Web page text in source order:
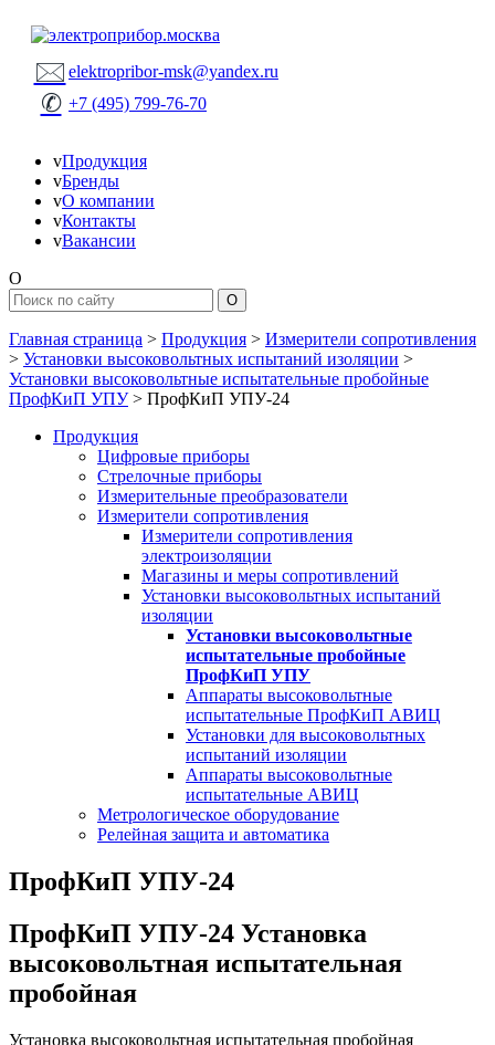
🖂 elektropribor-msk@yandex.ru
✆ +7 (495) 799-76-70
vПродукция
vБренды
vО компании
vКонтакты
vВакансии
O
Главная страница > Продукция > Измерители сопротивления
> Установки высоковольтных испытаний изоляции >
Установки высоковольтные испытательные пробойные
ПрофКиП УПУ > ПрофКиП УПУ-24
Продукция
Цифровые приборы
Стрелочные приборы
Измерительные преобразователи
Измерители сопротивления
Измерители сопротивления
электроизоляции
Магазины и меры сопротивлений
Установки высоковольтных испытаний
изоляции
Установки высоковольтные
испытательные пробойные
ПрофКиП УПУ
Аппараты высоковольтные
испытательные ПрофКиП АВИЦ
Установки для высоковольтных
испытаний изоляции
Аппараты высоковольтные
испытательные АВИЦ
Метрологическое оборудование
Релейная защита и автоматика
ПрофКиП УПУ-24
ПрофКиП УПУ-24 Установка
высоковольтная испытательная
пробойная
Установка высоковольтная испытательная пробойная